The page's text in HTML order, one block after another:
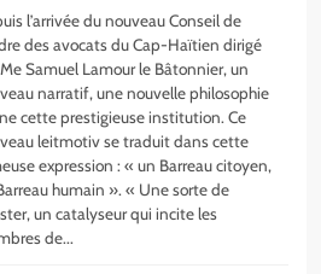
l’arrivée du nouveau Conseil de
des avocats du Cap-Haïtien dirigé
Samuel Lamour le Bâtonnier, un
narratif, une nouvelle philosophie
cette prestigieuse institution. Ce
leitmotiv se traduit dans cette
expression : « un Barreau citoyen,
humain ». « Une sorte de
un catalyseur qui incite les
de...
Haïtien : Me Ronel Telcyde
par balles dans une attaque